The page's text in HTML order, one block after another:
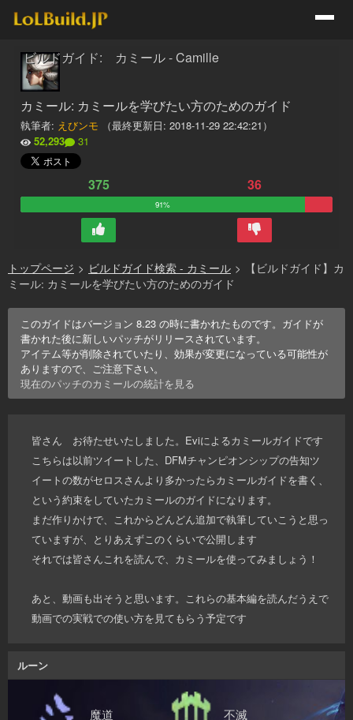
ビルドガイド: カミール - Camille
カミール: カミールを学びたい方のためのガイド
執筆者: えびンモ （最終更新日: 2018-11-29 22:42:21 ）
52,293
31
375 36
91%
トップページ > ビルドガイド検索 - カミール >
【ビルドガイド】カ
ミール: カミールを学びたい方のためのガイド
このガイドはバージョン8.23 の時に書かれたものです。ガイドが
書かれた後に新しいパッチがリリースされています。
アイテム等が削除されていたり、効果が変更になっている可能性が
ありますので、ご注意下さい。
現在のパッチのカミールの統計を見る
皆さん お待たせいたしました。Eviによるカミールガイドです
こちらは以前ツイートした、DFMチャンピオンシップの告知ツ
イートの数がセロスさんより多かったらカミールガイドを書く、
という約束をしていたカミールのガイドになります。
まだ作りかけで、これからどんどん追加で執筆していこうと思っ
ていますが、とりあえずこのくらいで公開します
それでは皆さんこれを読んで、カミールを使ってみましょう！
あと、動画も出そうと思います。これらの基本編を読んだうえで
動画での実戦での使い方を見てもらう予定です
ルーン
魔道 不滅